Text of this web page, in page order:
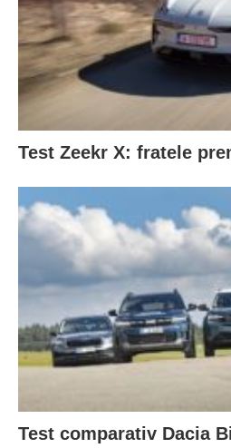
Test Zeekr X: fratele
Test comparativ Dacia